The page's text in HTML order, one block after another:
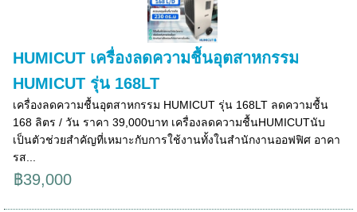
HUMICUT เครื่องลดความชื้นอุตสาหกรรม
HUMICUT รุ่น 168LT
เครื่องลดความชื้นอุตสาหกรรม HUMICUT รุ่น 168LT ลดความชื้น
168 ลิตร / วัน ราคา 39,000บาท เครื่องลดความชื้นHUMICUTนับ
เป็นตัวช่วยสำคัญที่เหมาะกับการใช้งานทั้งในสำนักงานออฟฟิศ อาคา
รส...
฿39,000